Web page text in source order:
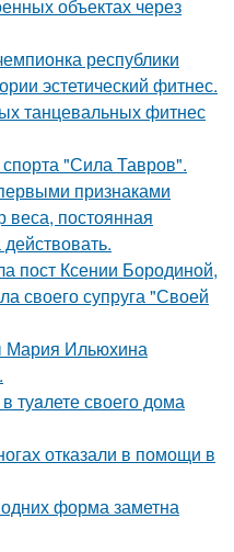
объектах через
республики
эстетический фитнес.
танцевальных фитнес
"Сила Тавров".
признаками
веса, постоянная
пост Ксении Бородиной,
своего супруга "Своей
Мария Ильюхина
туaлете своего дома
отказали в помощи в
форма заметна